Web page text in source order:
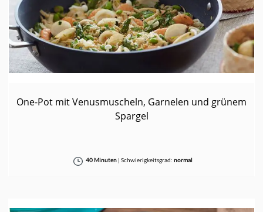
One-Pot mit Venusmuscheln, Garnelen und grünem
Spargel
40 Minuten| Schwierigkeitsgrad: normal